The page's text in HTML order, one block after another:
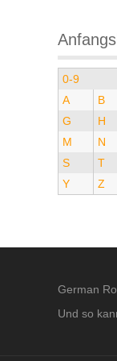
0-9
A
B
G
H
M
N
S
T
Y
Z
German
Und so